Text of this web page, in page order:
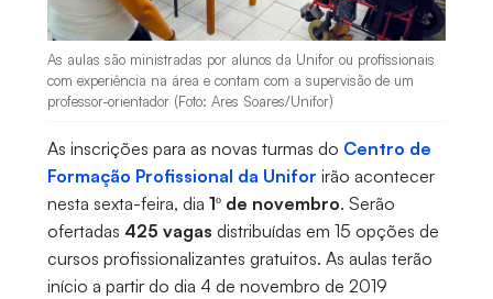
As aulas são ministradas por alunos da Unifor ou profissionais
com experiência na área e contam com a supervisão de um
professor-orientador (Foto: Ares Soares/Unifor)
As inscrições para as novas turmas do Centro de
Formação Profissional da Unifor irão acontecer
nesta sexta-feira, dia 1º de novembro. Serão
ofertadas 425 vagas distribuídas em 15 opções de
cursos profissionalizantes gratuitos. As aulas terão
início a partir do dia 4 de novembro de 2019